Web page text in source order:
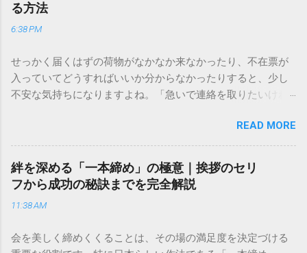
る方法
6:38 PM
せっかく届くはずの荷物がなかなか来なかったり、不在票が
入っていてどうすればいいか分からなかったりすると、少し
不安な気持ちになりますよね。「急いで連絡を取りたいけれ
きできる？」といった疑問を抱える方も多いはずです。 福山
通運は企業間物流のイメージが強いかもしれませんが、個人
向けの宅配サービスも非常に充実しています。大切なのは、
目的に合わせた適切な連絡先を選ぶことです。この記事で
は、荷物の追跡確認から営業所への電話連絡、再配達の依頼
手順まで、初めての方でも迷わずに解決できる方法を詳しく
本全国に広範なネットワークを持つ大手運送会社です。特に
READ MORE
絆を深める「一本締め」の極意｜挨拶のセリ
フから成功の秘訣までを完全解説
11:38 AM
会を美しく締めくくることは、その場の満足度を決定づける